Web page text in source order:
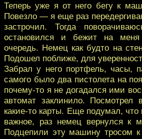
Теперь уже я от него бегу к
Повезло — я еще раз
застрочил. Тогда
остановился и бежит на
очередь. Немец как будто на
Подошел поближе, для
Забрал у него портфель, часы,
самого было два пистолета на
почему-то я не догадался ими
автомат заклинило.
какие-то карты. Еще подумал, что
важное, раз немец вернулся к
Подцепили эту машину тросом к